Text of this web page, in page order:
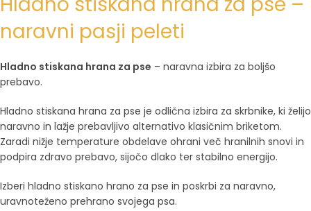
naravni pasji peleti
Hladno stiskana hrana za pse – naravna izbira za boljšo
prebavo.
Hladno stiskana hrana za pse je odlična izbira za skrbnike, ki želijo
naravno in lažje prebavljivo alternativo klasičnim briketom.
Zaradi nižje temperature obdelave ohrani več hranilnih snovi in
podpira zdravo prebavo, sijočo dlako ter stabilno energijo.
Izberi hladno stiskano hrano za pse in poskrbi za naravno,
uravnoteženo prehrano svojega psa.